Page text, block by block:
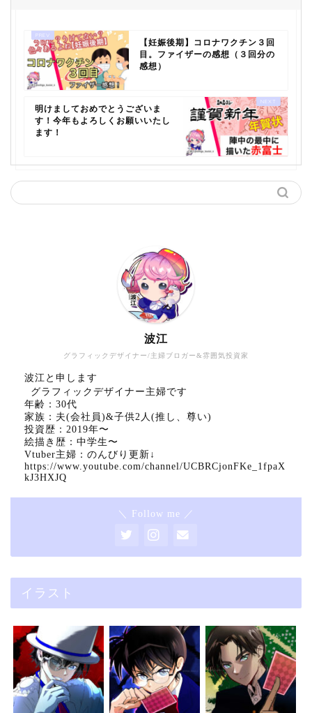
【妊娠後期】コロナワクチン３回
目。ファイザーの感想（３回分の
感想）
明けましておめでとうございま
す！今年もよろしくお願いいたし
ます！
グラフィックデザイナー/主婦ブロガー&雰囲気投資家
波江
波江と申します
グラフィックデザイナー主婦です
年齢：30代
家族：夫(会社員)&子供2人(推し、尊い)
投資歴：2019年〜
絵描き歴：中学生〜
Vtuber主婦：のんびり更新↓
https://www.youtube.com/channel/UCBRCjonFKe_1fpaX
kJ3HXJQ
＼ Follow me ／
イラスト